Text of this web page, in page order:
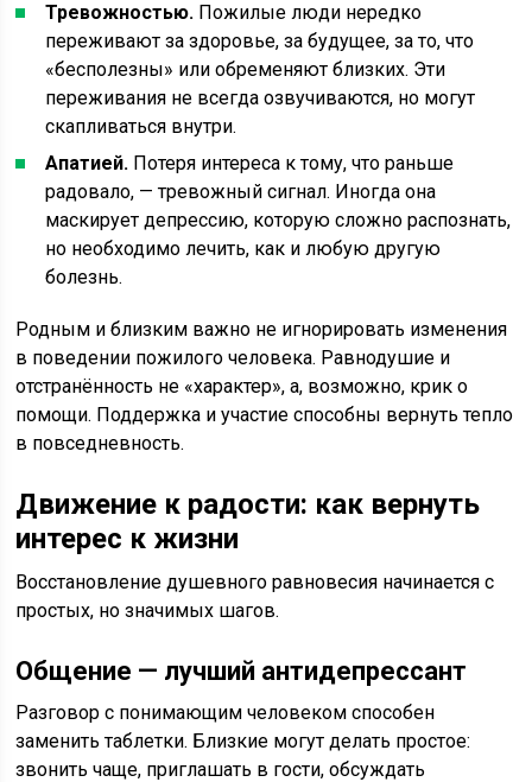
Тревожностью. Пожилые люди нередко
переживают за здоровье, за будущее, за то, что
«бесполезны» или обременяют близких. Эти
переживания не всегда озвучиваются, но могут
скапливаться внутри.
Апатией. Потеря интереса к тому, что раньше
радовало, — тревожный сигнал. Иногда она
маскирует депрессию, которую сложно распознать,
но необходимо лечить, как и любую другую
болезнь.
Родным и близким важно не игнорировать изменения
в поведении пожилого человека. Равнодушие и
отстранённость не «характер», а, возможно, крик о
помощи. Поддержка и участие способны вернуть тепло
в повседневность.
Движение к радости: как вернуть
интерес к жизни
Восстановление душевного равновесия начинается с
простых, но значимых шагов.
Общение — лучший антидепрессант
Разговор с понимающим человеком способен
заменить таблетки. Близкие могут делать простое:
звонить чаще, приглашать в гости, обсуждать